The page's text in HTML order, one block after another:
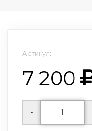
Артикул:
7 200
-